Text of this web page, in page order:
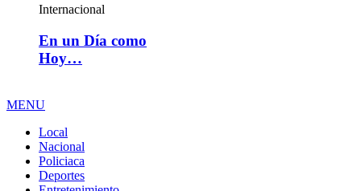
Internacional
En un Día como
Hoy…
MENU
Local
Nacional
Policiaca
Deportes